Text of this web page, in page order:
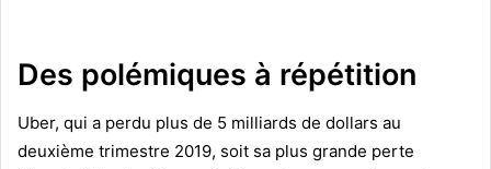
Des polémiques à répétition
Uber, qui a perdu plus de 5 milliards de dollars au
deuxième trimestre 2019, soit sa plus grande perte